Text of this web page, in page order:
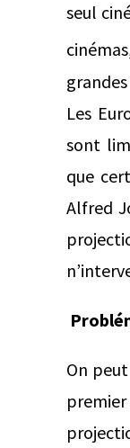
seul
Les
sont
que
Alfred
On